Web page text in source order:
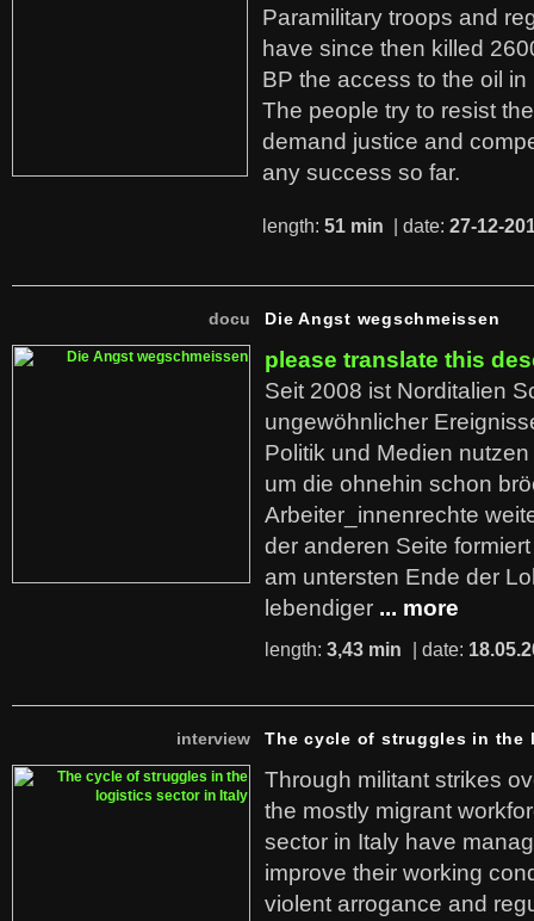
Paramilitary troops and
have since then killed
BP the access to the oil in
The people try to resist
demand justice and
any success so far.
length: 51 min | date: 27-12-
docu Die Angst wegschmeissen
please translate this
Seit 2008 ist Norditalien
ungewöhnlicher
Politik und Medien
um die ohnehin schon
Arbeiter_innenrechte
der anderen Seite
am untersten Ende der
lebendiger ... more
length: 3,43 min | date:
interview The cycle of struggles in
Through militant strikes
the mostly migrant
sector in Italy have
improve their working
violent arrogance and